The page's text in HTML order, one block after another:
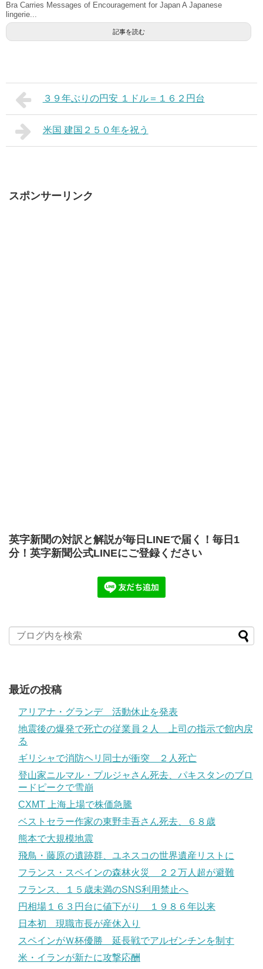
Bra Carries Messages of Encouragement for Japan A Japanese
lingerie...
記事を読む
３９年ぶりの円安 １ドル＝１６２円台
米国 建国２５０年を祝う
スポンサーリンク
英字新聞の対訳と解説が毎日LINEで届く！毎日1
分！英字新聞公式LINEにご登録ください
最近の投稿
アリアナ・グランデ 活動休止を発表
地震後の爆発で死亡の従業員２人 上司の指示で館内戻
る
ギリシャで消防ヘリ同士が衝突 ２人死亡
登山家ニルマル・プルジャさん死去、パキスタンのブロ
ードピークで雪崩
CXMT 上海上場で株価急騰
ベストセラー作家の東野圭吾さん死去、６８歳
熊本で大規模地震
飛鳥・藤原の遺跡群、ユネスコの世界遺産リストに
フランス・スペインの森林火災 ２２万人超が避難
フランス、１５歳未満のSNS利用禁止へ
円相場１６３円台に値下がり １９８６年以来
日本初 現職市長が産休入り
スペインがＷ杯優勝 延長戦でアルゼンチンを制す
米・イランが新たに攻撃応酬